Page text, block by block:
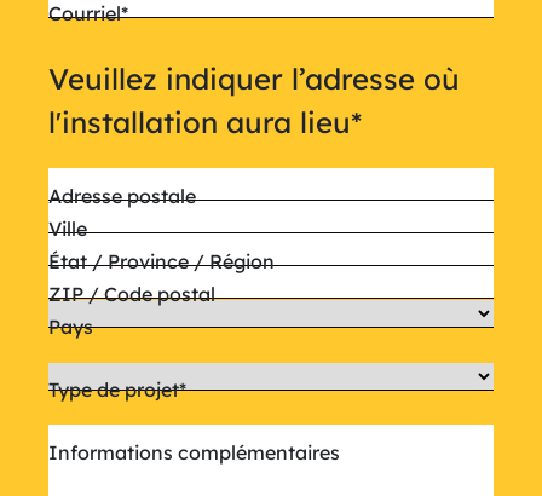
Courriel*
Veuillez indiquer l’adresse où
l'installation aura lieu*
Adresse postale
Ville
État / Province / Région
ZIP / Code postal
Pays
Type de projet*
Informations complémentaires